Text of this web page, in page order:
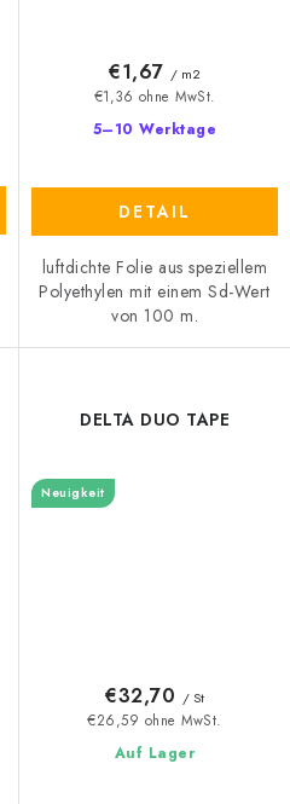
5–10 Werktage
€1,36 ohne MwSt.
€1,67 / m2
DETAIL
luftdichte Folie aus speziellem
Polyethylen mit einem Sd-Wert
von 100 m.
DELTA DUO TAPE
Neuigkeit
Auf Lager
€26,59 ohne MwSt.
€32,70 / St